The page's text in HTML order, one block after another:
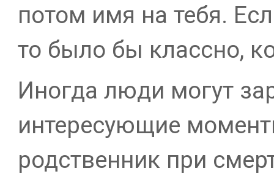
потом имя на тебя.
то было бы классно,
Иногда люди могут
интересующие
родственник при